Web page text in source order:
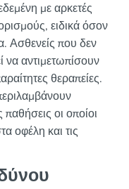
με αρκετές
ειδικά όσον
Ασθενείς που δεν
αντιμετωπίσουν
θεραπείες.
οι οποίοι
οφέλη και τις